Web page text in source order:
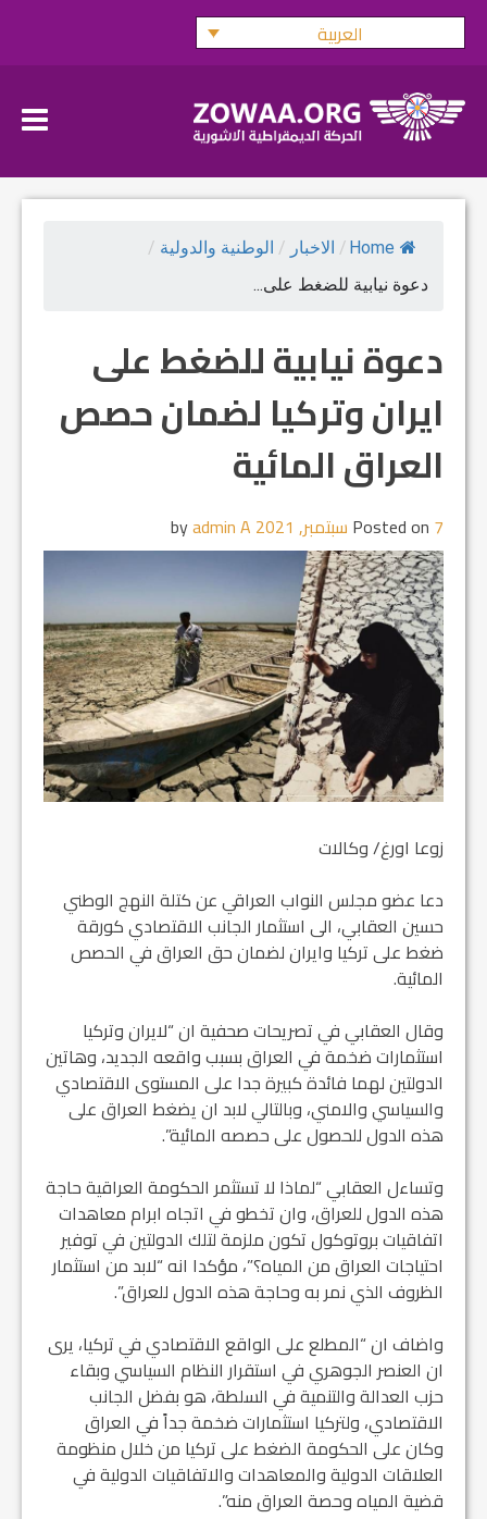
Skip
العربية
Home
/ الاخبار / الوطنية والدولية /
دعوة نيابية للضغط على...
دعوة نيابية للضغط على
ايران وتركيا لضمان حصص
العراق المائية
Posted on 7 سبتمبر, 2021 admin A
زوعا اورغ/ وكالات
دعا عضو مجلس النواب العراقي عن كتلة النهج الوطني
حسين العقابي، الى استثمار الجانب الاقتصادي كورقة
ضغط على تركيا وايران لضمان حق العراق في الحصص
المائية.
وقال العقابي في تصريحات صحفية ان “لايران وتركيا
استثمارات ضخمة في العراق بسبب واقعه الجديد، وهاتين
الدولتين لهما فائدة كبيرة جدا على المستوى الاقتصادي
والسياسي والامني، وبالتالي لابد ان يضغط العراق على
هذه الدول للحصول على حصصه المائية”.
وتساءل العقابي “لماذا لا تستثمر الحكومة العراقية حاجة
هذه الدول للعراق، وان تخطو في اتجاه ابرام معاهدات
اتفاقيات بروتوكول تكون ملزمة لتلك الدولتين في توفير
احتياجات العراق من المياه؟”، مؤكدا انه “لابد من استثمار
الظروف الذي نمر به وحاجة هذه الدول للعراق”.
واضاف ان “المطلع على الواقع الاقتصادي في تركيا، يرى
ان العنصر الجوهري في استقرار النظام السياسي وبقاء
حزب العدالة والتنمية في السلطة، هو بفضل الجانب
الاقتصادي، ولتركيا استثمارات ضخمة جداً في العراق
وكان على الحكومة الضغط على تركيا من خلال منظومة
العلاقات الدولية والمعاهدات والاتفاقيات الدولية في
قضية المياه وحصة العراق منه”.